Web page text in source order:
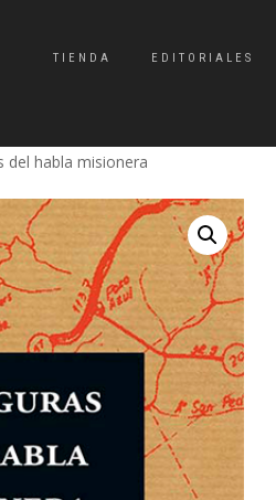
TIENDA EDITORIALES
del habla misionera